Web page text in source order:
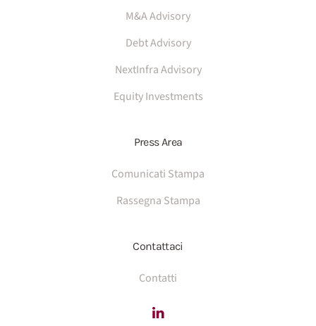
M&A Advisory
Debt Advisory
NextInfra Advisory
Equity Investments
Press Area
Comunicati Stampa
Rassegna Stampa
Contattaci
Contatti